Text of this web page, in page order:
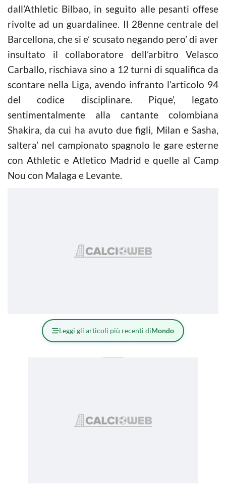
dall’Athletic Bilbao, in seguito alle pesanti offese
rivolte ad un guardalinee. Il 28enne centrale del
Barcellona, che si e’ scusato negando pero’ di aver
insultato il collaboratore dell’arbitro Velasco
Carballo, rischiava sino a 12 turni di squalifica da
scontare nella Liga, avendo infranto l’articolo 94
del codice disciplinare. Pique’, legato
sentimentalmente alla cantante colombiana
Shakira, da cui ha avuto due figli, Milan e Sasha,
saltera’ nel campionato spagnolo le gare esterne
con Athletic e Atletico Madrid e quelle al Camp
Nou con Malaga e Levante.
Leggi gli articoli più recenti diMondo